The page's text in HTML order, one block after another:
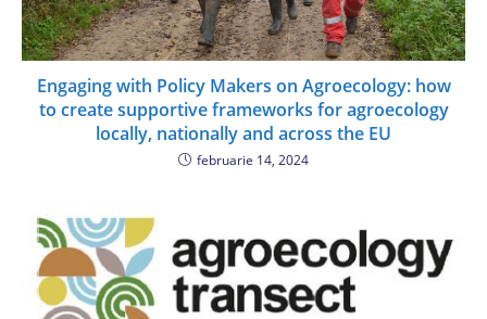
Engaging with Policy Makers on Agroecology: how
to create supportive frameworks for agroecology
locally, nationally and across the EU
februarie 14, 2024